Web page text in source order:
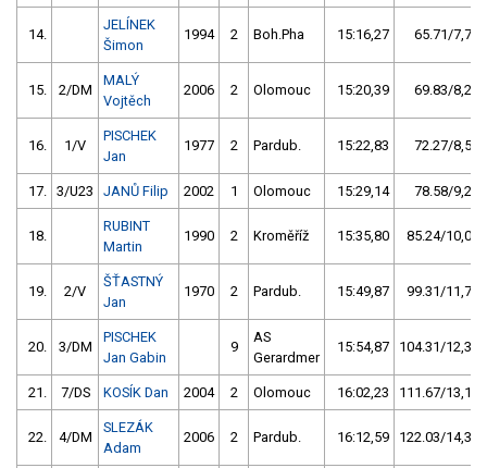
14.
JELÍNEK
Šimon
1994 2 Boh.Pha 15:16,27 65.71/7,7
15. 2/DM
MALÝ
Vojtěch
2006 2 Olomouc 15:20,39 69.83/8,2
16. 1/V
PISCHEK
Jan
1977 2 Pardub. 15:22,83 72.27/8,5
17. 3/U23 JANŮ Filip 2002 1 Olomouc 15:29,14 78.58/9,2
18.
RUBINT
Martin
1990 2 Kroměříž 15:35,80 85.24/10,0
19. 2/V
ŠŤASTNÝ
Jan
1970 2 Pardub. 15:49,87 99.31/11,7
20. 3/DM
PISCHEK
Jan Gabin
9
AS
Gerardmer
15:54,87 104.31/12,3
21. 7/DS KOSÍK Dan 2004 2 Olomouc 16:02,23 111.67/13,1
22. 4/DM
SLEZÁK
Adam
2006 2 Pardub. 16:12,59 122.03/14,3